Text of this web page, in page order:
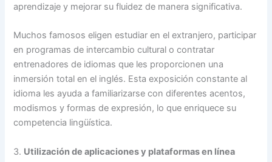
aprendizaje y mejorar su fluidez de manera significativa.
Muchos famosos eligen estudiar en el extranjero, participar
en programas de intercambio cultural o contratar
entrenadores de idiomas que les proporcionen una
inmersión total en el inglés. Esta exposición constante al
idioma les ayuda a familiarizarse con diferentes acentos,
modismos y formas de expresión, lo que enriquece su
competencia lingüística.
3. Utilización de aplicaciones y plataformas en línea